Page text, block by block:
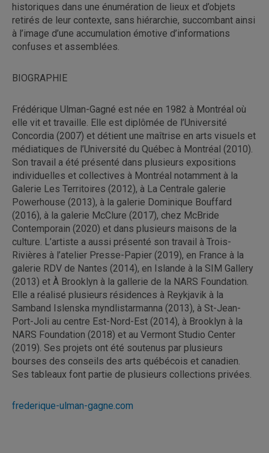
historiques dans une énumération de lieux et d’objets
retirés de leur contexte, sans hiérarchie, succombant ainsi
à l’image d’une accumulation émotive d’informations
confuses et assemblées.
BIOGRAPHIE
Frédérique Ulman-Gagné est née en 1982 à Montréal où
elle vit et travaille. Elle est diplômée de l’Université
Concordia (2007) et détient une maîtrise en arts visuels et
médiatiques de l’Université du Québec à Montréal (2010).
Son travail a été présenté dans plusieurs expositions
individuelles et collectives à Montréal notamment à la
Galerie Les Territoires (2012), à La Centrale galerie
Powerhouse (2013), à la galerie Dominique Bouffard
(2016), à la galerie McClure (2017), chez McBride
Contemporain (2020) et dans plusieurs maisons de la
culture. L’artiste a aussi présenté son travail à Trois-
Rivières à l’atelier Presse-Papier (2019), en France à la
galerie RDV de Nantes (2014), en Islande à la SIM Gallery
(2013) et À Brooklyn à la gallerie de la NARS Foundation.
Elle a réalisé plusieurs résidences à Reykjavik à la
Samband Islenska myndlistarmanna (2013), à St-Jean-
Port-Joli au centre Est-Nord-Est (2014), à Brooklyn à la
NARS Foundation (2018) et au Vermont Studio Center
(2019). Ses projets ont été soutenus par plusieurs
bourses des conseils des arts québécois et canadien.
Ses tableaux font partie de plusieurs collections privées.
frederique-ulman-gagne.com